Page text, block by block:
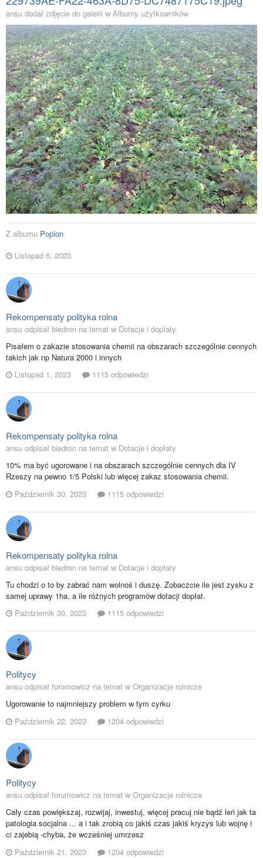
ansu dodał zdjęcie do galerii w Albumy użytkowników
Z albumu Poplon
Listopad 6, 2023
Rekompensaty polityka rolna
ansu odpisał biedron na temat w Dotacje i dopłaty
Pisałem o zakazie stosowania chemii na obszarach szczególnie cennych
takich jak np Natura 2000 i innych
Listopad 1, 2023
1115 odpowiedzi
Rekompensaty polityka rolna
ansu odpisał biedron na temat w Dotacje i dopłaty
10% ma być ugorowane i na obszarach szczególnie cennych dla IV
Rzeszy na pewno 1/5 Polski lub więcej zakaz stosowania chemii.
Październik 30, 2023
1115 odpowiedzi
Rekompensaty polityka rolna
ansu odpisał biedron na temat w Dotacje i dopłaty
Tu chodzi o to by zabrać nam wolnoś i duszę. Zobaczcie ile jest zysku z
samej uprawy 1ha, a ile różnych programów dotacji dopłat.
Październik 30, 2023
1115 odpowiedzi
Politycy
ansu odpisał forumowicz na temat w Organizacje rolnicze
Ugorowanie to najmniejszy problem w tym cyrku
Październik 22, 2023
1204 odpowiedzi
Politycy
ansu odpisał forumowicz na temat w Organizacje rolnicze
Cały czas powiększaj, rozwijaj, inwestuj, więcej pracuj nie bądź leń jak ta
patologia socjalna ... a i tak zrobią co jakiś czas jakiś kryzys lub wojnę i
ci zajebią -chyba, że wcześniej umrzesz
Październik 21, 2023
1204 odpowiedzi